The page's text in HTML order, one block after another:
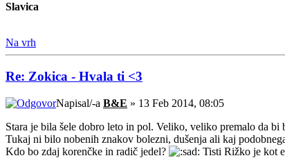
Slavica
Na vrh
Re: Zokica - Hvala ti <3
Napisal/-a B&E » 13 Feb 2014, 08:05
Stara je bila šele dobro leto in pol. Veliko, veliko premalo da bi
Tukaj ni bilo nobenih znakov bolezni, dušenja ali kaj
Kdo bo zdaj korenčke in radič jedel?
Tisti Rižko je kot